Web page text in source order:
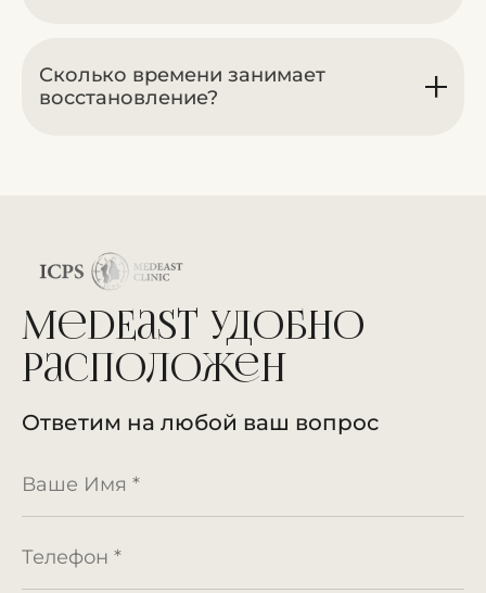
Сколько времени занимает
восстановление?
MedEast удобно
расположен
Ответим на любой ваш вопрос